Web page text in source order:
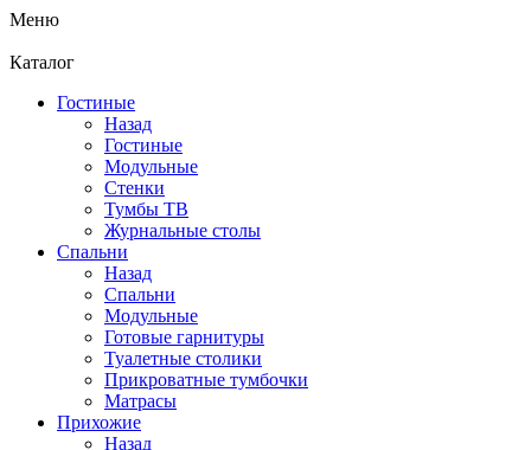
Меню
Каталог
Гостиные
Назад
Гостиные
Модульные
Стенки
Тумбы ТВ
Журнальные столы
Спальни
Назад
Спальни
Модульные
Готовые гарнитуры
Туалетные столики
Прикроватные тумбочки
Матрасы
Прихожие
Назад